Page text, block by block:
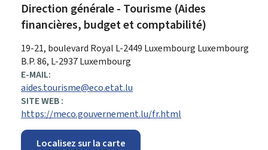
Direction générale - Tourisme (Aides
financières, budget et comptabilité)
ADRESSE
:
19-21, boulevard Royal L-2449 Luxembourg Luxembourg
B.P. 86, L-2937 Luxembourg
E-MAIL:
aides.tourisme@eco.etat.lu
SITE WEB :
https://meco.gouvernement.lu/fr.html
Localisez sur la carte